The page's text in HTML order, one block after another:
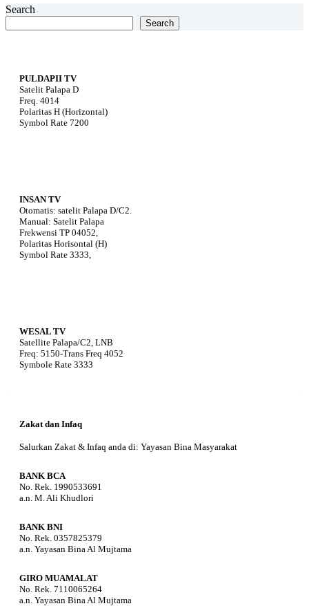
Search
Search
PULDAPII TV
Satelit Palapa D
Freq. 4014
Polaritas H (Horizontal)
Symbol Rate 7200
INSAN TV
Otomatis: satelit Palapa D/C2.
Manual: Satelit Palapa
Frekwensi TP 04052,
Polaritas Horisontal (H)
Symbol Rate 3333,
WESAL TV
Satellite Palapa/C2, LNB
Freq: 5150-Trans Freq 4052
Symbole Rate 3333
Zakat dan Infaq
Salurkan Zakat & Infaq anda di: Yayasan Bina Masyarakat
BANK BCA
No. Rek. 1990533691
a.n. M. Ali Khudlori
BANK BNI
No. Rek. 0357825379
a.n. Yayasan Bina Al Mujtama
GIRO MUAMALAT
No. Rek. 7110065264
a.n. Yayasan Bina Al Mujtama